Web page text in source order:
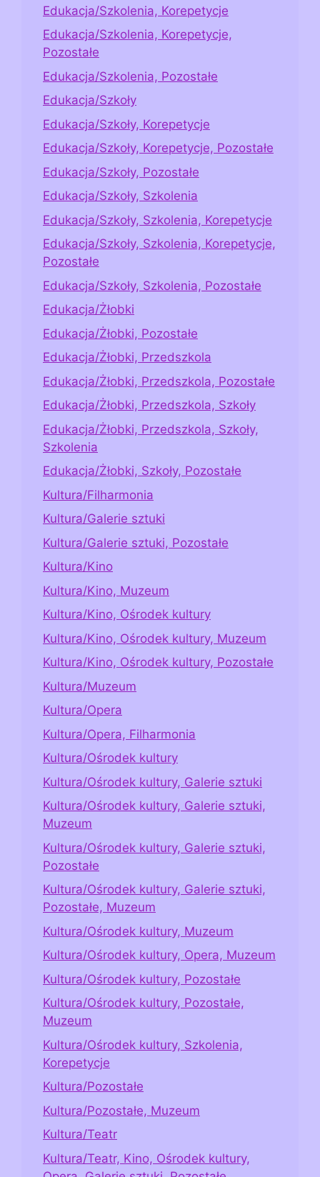
Edukacja/Szkolenia, Korepetycje
Edukacja/Szkolenia, Korepetycje,
Pozostałe
Edukacja/Szkolenia, Pozostałe
Edukacja/Szkoły
Edukacja/Szkoły, Korepetycje
Edukacja/Szkoły, Korepetycje, Pozostałe
Edukacja/Szkoły, Pozostałe
Edukacja/Szkoły, Szkolenia
Edukacja/Szkoły, Szkolenia, Korepetycje
Edukacja/Szkoły, Szkolenia, Korepetycje,
Pozostałe
Edukacja/Szkoły, Szkolenia, Pozostałe
Edukacja/Żłobki
Edukacja/Żłobki, Pozostałe
Edukacja/Żłobki, Przedszkola
Edukacja/Żłobki, Przedszkola, Pozostałe
Edukacja/Żłobki, Przedszkola, Szkoły
Edukacja/Żłobki, Przedszkola, Szkoły,
Szkolenia
Edukacja/Żłobki, Szkoły, Pozostałe
Kultura/Filharmonia
Kultura/Galerie sztuki
Kultura/Galerie sztuki, Pozostałe
Kultura/Kino
Kultura/Kino, Muzeum
Kultura/Kino, Ośrodek kultury
Kultura/Kino, Ośrodek kultury, Muzeum
Kultura/Kino, Ośrodek kultury, Pozostałe
Kultura/Muzeum
Kultura/Opera
Kultura/Opera, Filharmonia
Kultura/Ośrodek kultury
Kultura/Ośrodek kultury, Galerie sztuki
Kultura/Ośrodek kultury, Galerie sztuki,
Muzeum
Kultura/Ośrodek kultury, Galerie sztuki,
Pozostałe
Kultura/Ośrodek kultury, Galerie sztuki,
Pozostałe, Muzeum
Kultura/Ośrodek kultury, Muzeum
Kultura/Ośrodek kultury, Opera, Muzeum
Kultura/Ośrodek kultury, Pozostałe
Kultura/Ośrodek kultury, Pozostałe,
Muzeum
Kultura/Ośrodek kultury, Szkolenia,
Korepetycje
Kultura/Pozostałe
Kultura/Pozostałe, Muzeum
Kultura/Teatr
Kultura/Teatr, Kino, Ośrodek kultury,